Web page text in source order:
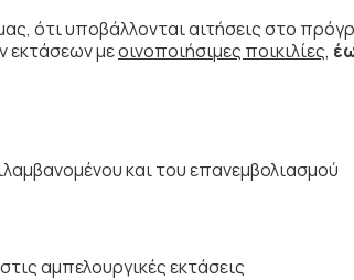
ότι υποβάλλονται αιτήσεις στο
εκτάσεων μεοινοποιήσιμες ποικιλίες,
και του επανεμβολιασμού
αμπελουργικές εκτάσεις